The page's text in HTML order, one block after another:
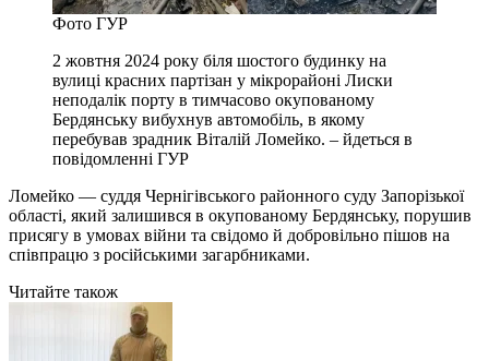
Фото ГУР
2 жовтня 2024 року біля шостого будинку на
вулиці красних партізан у мікрорайоні Лиски
неподалік порту в тимчасово окупованому
Бердянську вибухнув автомобіль, в якому
перебував зрадник Віталій Ломейко. – йдеться в
повідомленні ГУР
Ломейко — суддя Чернігівського районного суду Запорізької
області, який залишився в окупованому Бердянську, порушив
присягу в умовах війни та свідомо й добровільно пішов на
співпрацю з російськими загарбниками.
Читайте також